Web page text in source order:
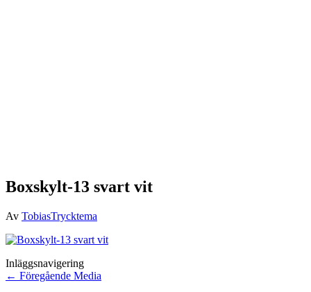
Boxskylt-13 svart vit
Av TobiasTrycktema
Inläggsnavigering
← Föregående Media